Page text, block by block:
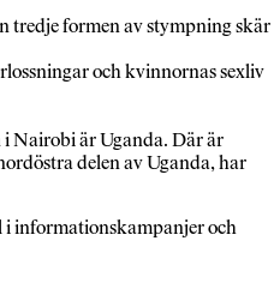
tredje formen av stympning skär
och kvinnornas sexliv
i Nairobi är Uganda. Där är
delen av Uganda, har
i informationskampanjer och